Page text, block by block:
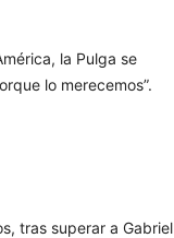
la Pulga se
lo merecemos”.
tras superar a Gabriel